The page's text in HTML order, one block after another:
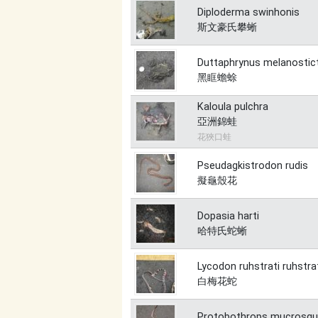
Diploderma swinhonis
斯文豪氏攀蜥
Duttaphrynus
黑眶蟾蜍
Kaloula pulchra
亞洲錦蛙
花狹口蛙
Pseudagkistrodon rudis
擬龜殼花
Dopasia harti
哈特氏蛇蜥
Lycodon ruhstrati
白梅花蛇